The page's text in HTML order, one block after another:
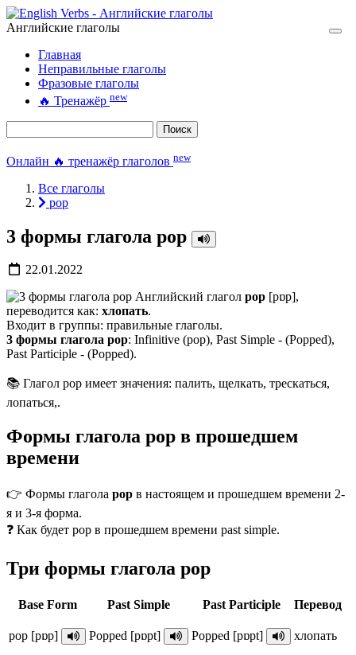
Английские глаголы
Главная
Неправильные глаголы
Фразовые глаголы
🔥 Тренажёр new
Поиск
Онлайн 🔥 тренажёр глаголов new
Все глаголы
pop
3 формы глагола pop
22.01.2022
Английский глагол pop [pɒp],
переводится как: хлопать.
Входит в группы: правильные глаголы.
3 формы глагола pop: Infinitive (pop), Past Simple - (Popped),
Past Participle - (Popped).
📚 Глагол pop имеет значения: палить, щелкать, трескаться,
лопаться,.
Формы глагола pop в прошедшем
времени
👉 Формы глагола pop в настоящем и прошедшем времени 2-
я и 3-я форма.
❓ Как будет pop в прошедшем времени past simple.
Три формы глагола pop
Base Form Past Simple Past Participle Перевод
pop [pɒp] Popped [pɒpt] Popped [pɒpt] хлопать